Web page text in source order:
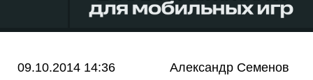
09.10.2014 14:36 Александр Семенов